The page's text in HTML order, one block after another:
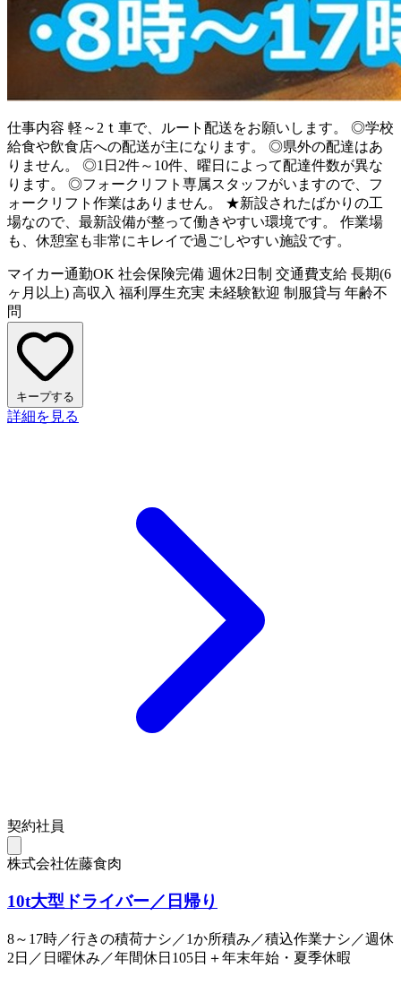
仕事内容 軽～2ｔ車で、ルート配送をお願いします。 ◎学校
給食や飲食店への配送が主になります。 ◎県外の配達はあ
りません。 ◎1日2件～10件、曜日によって配達件数が異な
ります。 ◎フォークリフト専属スタッフがいますので、フ
ォークリフト作業はありません。 ★新設されたばかりの工
場なので、最新設備が整って働きやすい環境です。 作業場
も、休憩室も非常にキレイで過ごしやすい施設です。
マイカー通勤OK 社会保険完備 週休2日制 交通費支給 長期(6
ヶ月以上) 高収入 福利厚生充実 未経験歓迎 制服貸与 年齢不
問
キープする
詳細を見る
契約社員
株式会社佐藤食肉
10t大型ドライバー／日帰り
8～17時／行きの積荷ナシ／1か所積み／積込作業ナシ／週休
2日／日曜休み／年間休日105日＋年末年始・夏季休暇